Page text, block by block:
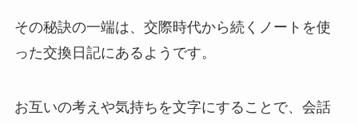
その秘訣の一端は、交際時代から続くノートを使
った交換日記にあるようです。
お互いの考えや気持ちを文字にすることで、会話